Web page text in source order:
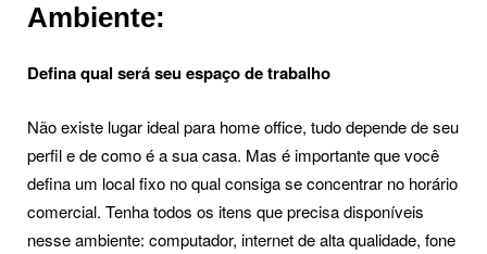
Ambiente:
Defina qual será seu espaço de trabalho
Não existe lugar ideal para home office, tudo depende de seu
perfil e de como é a sua casa. Mas é importante que você
defina um local fixo no qual consiga se concentrar no horário
comercial. Tenha todos os itens que precisa disponíveis
nesse ambiente: computador, internet de alta qualidade, fone